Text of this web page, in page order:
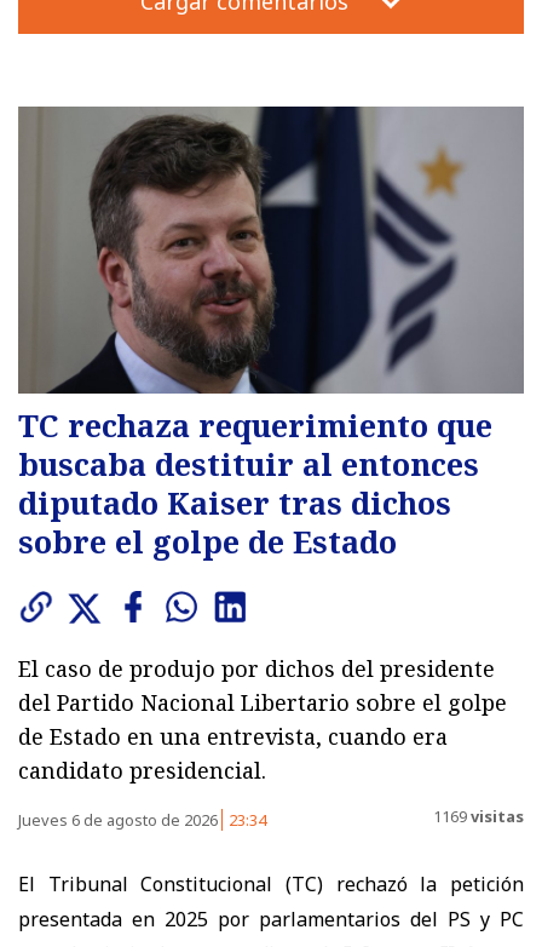
TC rechaza requerimiento que
buscaba destituir al entonces
diputado Kaiser tras dichos
sobre el golpe de Estado
El caso de produjo por dichos del presidente
del Partido Nacional Libertario sobre el golpe
de Estado en una entrevista, cuando era
candidato presidencial.
Jueves 6 de agosto de 2026 23:34 1169visitas
El Tribunal Constitucional (TC) rechazó la petición
presentada en 2025 por parlamentarios del PS y PC